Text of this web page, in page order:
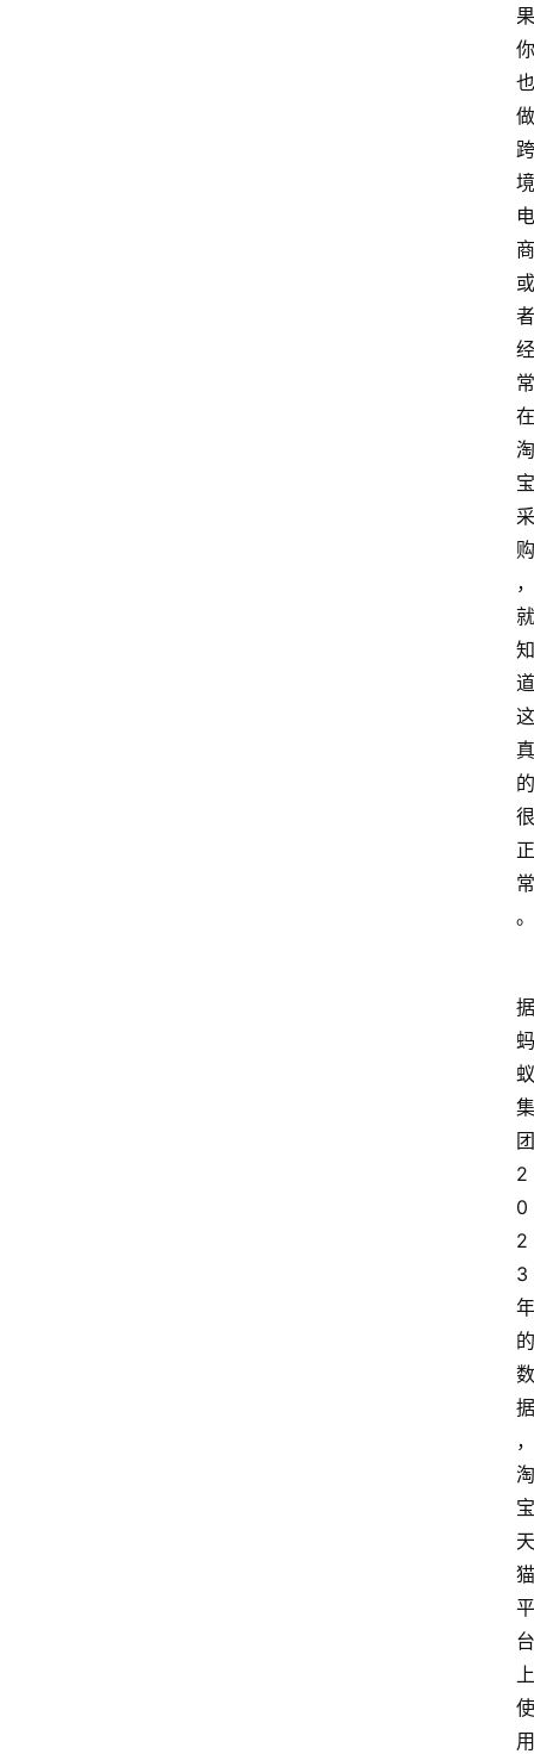
果
你
也
做
跨
境
电
商
或
者
经
常
在
淘
宝
采
购
，
就
知
道
这
真
的
很
正
常
。
据
蚂
蚁
集
团
2
0
2
3
年
的
数
据
，
淘
宝
天
猫
平
台
上
使
用